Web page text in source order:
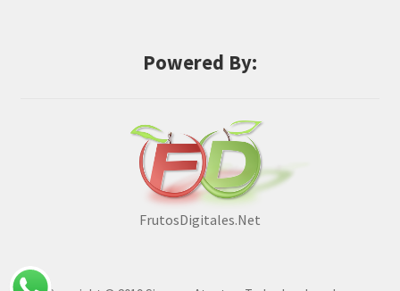
Powered By:
FrutosDigitales.Net